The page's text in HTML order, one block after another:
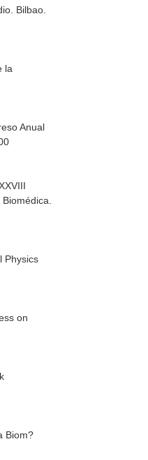
Bilbao.
la
Anual
Physics
on
Biom?